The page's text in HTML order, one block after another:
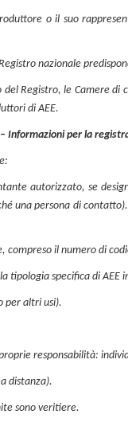
o il suo
nazionale
Registro, le Camere
di AEE.
per la
autorizzato, se
una persona di
il numero di
tipologia specifica di AEE
per altri usi).
responsabilità:
distanza).
sono veritiere.